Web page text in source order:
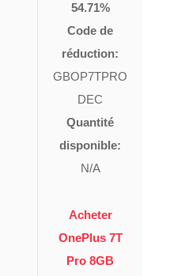
54.71%
Code de
réduction:
GBOP7TPRO
DEC
Quantité
disponible:
N/A
Acheter
OnePlus 7T
Pro 8GB